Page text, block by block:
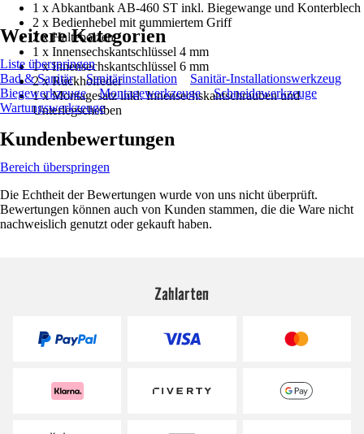
1 x Abkantbank AB-460 ST inkl. Biegewange und Konterblech
2 x Bedienhebel mit gummiertem Griff
2 x Haltebolzen
1 x Innensechskantschlüssel 4 mm
1 x Innensechskantschlüssel 6 mm
2 x Rückholfeder
1 x Montagesatz inkl. Innensechskantschrauben und
Unterlegscheiben
Weitere Kategorien
Liste überspringen
Bad & Sanitär
Sanitärinstallation
Sanitär-Installationswerkzeug
Biegewerkzeuge
Montagewerkzeuge
Schneidewerkzeuge
Wartungswerkzeuge
Kundenbewertungen
Bereich überspringen
Die Echtheit der Bewertungen wurde von uns nicht überprüft.
Bewertungen können auch von Kunden stammen, die die Ware nicht
nachweislich genutzt oder gekauft haben.
Zahlarten